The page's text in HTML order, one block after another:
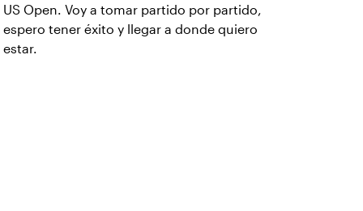
US Open. Voy a tomar partido por partido,
espero tener éxito y llegar a donde quiero
estar.